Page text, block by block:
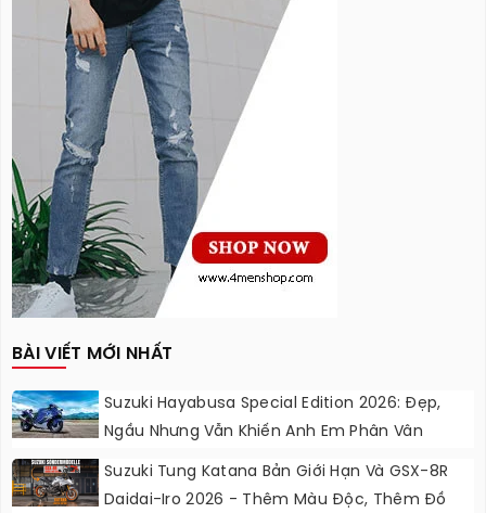
BÀI VIẾT MỚI NHẤT
Suzuki Hayabusa Special Edition 2026: Đẹp,
Ngầu Nhưng Vẫn Khiến Anh Em Phân Vân
Suzuki Tung Katana Bản Giới Hạn Và GSX-8R
Daidai-Iro 2026 - Thêm Màu Độc, Thêm Đồ